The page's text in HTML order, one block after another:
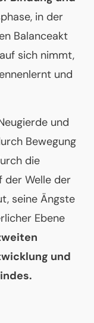
in der
Balanceakt
sich nimmt,
und
und
Bewegung
die
der Welle der
seine Ängste
Ebene
und